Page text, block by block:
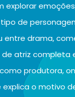
explorar
de
entre drama,
atriz completa
produtora,
o motivo